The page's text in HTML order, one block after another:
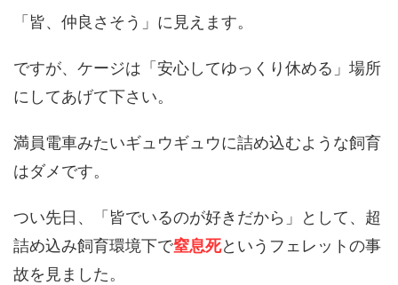
「皆、仲良さそう」に見えます。
ですが、ケージは「安心してゆっくり休める」場所
にしてあげて下さい。
満員電車みたいギュウギュウに詰め込むような飼育
はダメです。
つい先日、「皆でいるのが好きだから」として、超
詰め込み飼育環境下で窒息死というフェレットの事
故を見ました。